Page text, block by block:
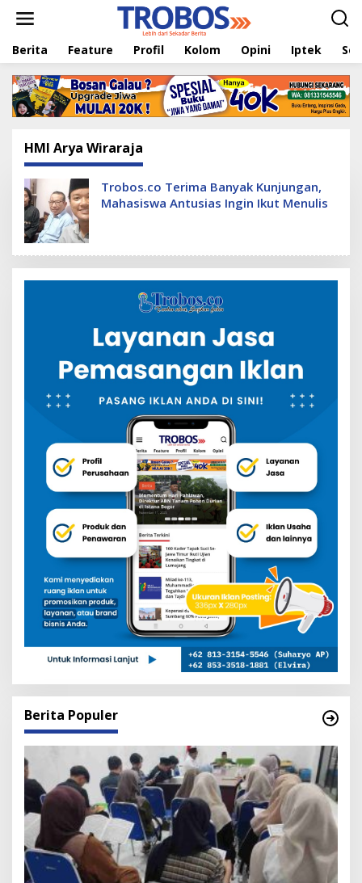
t
Berita Feature Profil Kolom Opini Iptek
HMI Arya Wiraraja
Trobos.co Terima Banyak Kunjungan,
Mahasiswa Antusias Ingin Ikut Menulis
Berita Populer